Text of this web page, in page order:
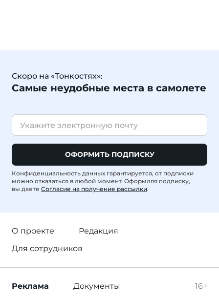
Скоро на «Тонкостях»:
Самые неудобные места в самолете
ОФОРМИТЬ ПОДПИСКУ
Конфиденциальность данных гарантируется, от подписки
можно отказаться в любой момент. Оформляя подписку,
вы даете Согласие на получение рассылки.
О проекте
Редакция
Для сотрудников
16+
Реклама Документы